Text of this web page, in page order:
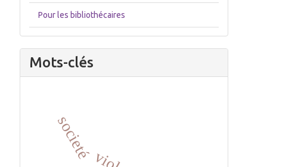
Pour les bibliothécaires
Mots-clés
societé